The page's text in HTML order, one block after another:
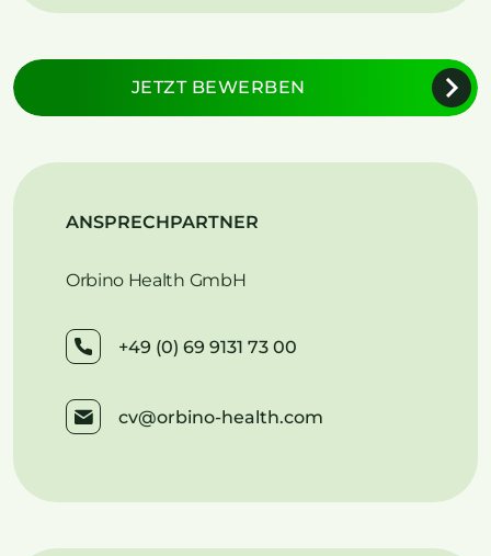
JETZT BEWERBEN
ANSPRECHPARTNER
Orbino Health GmbH
+49 (0) 69 9131 73 00
cv@orbino-health.com